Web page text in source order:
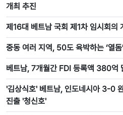
개최 추진
제16대 베트남 국회 제1차 임시회
중동 여러 지역, 50도 육박하는 ‘열돔
베트남, 7개월간 FDI 등록액 380억
'김상식호' 베트남, 인도네시아 3-0
진출 '청신호'